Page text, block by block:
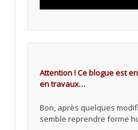
Attention ! Ce blogue est
en travaux…
Bon, après quelques
semble reprendre forme